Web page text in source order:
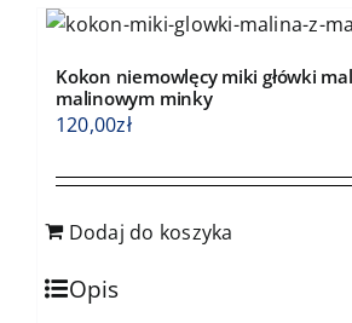
Kokon niemowlęcy miki główki
malinowym minky
120,00zł
Dodaj do koszyka
Opis